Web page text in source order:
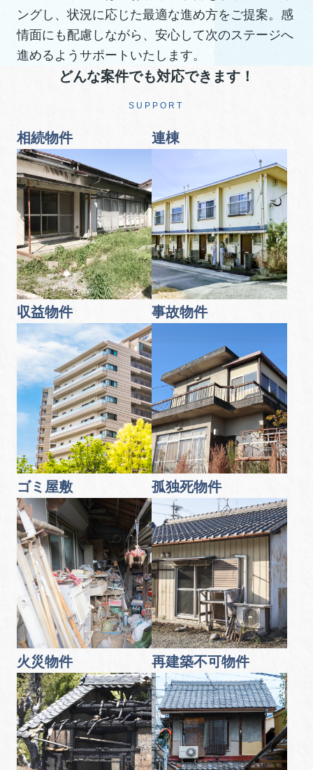
ングし、状況に応じた最適な進め方をご提案。感
情面にも配慮しながら、安心して次のステージへ
進めるようサポートいたします。
どんな案件でも対応できます！
SUPPORT
相続物件 連棟
収益物件 事故物件
ゴミ屋敷 孤独死物件
火災物件 再建築不可物件